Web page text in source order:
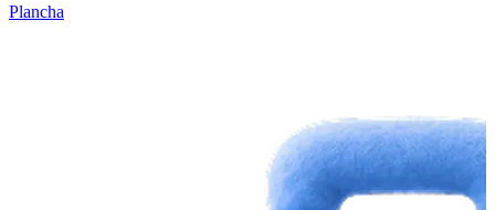
Plancha